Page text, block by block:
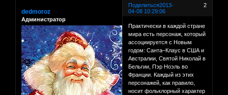
Поделиться 2
2013-
04-08 10:29:06
dedmoroz
Администратор
Практически в каждой стране
мира есть персонаж, который
ассоциируется с Новым
годом: Санта–Клаус в США и
Австралии, Святой Николай в
Бельгии, Пэр Ноэль во
Франции. Каждый из этих
персонажей, как правило,
носит фольклорный характер